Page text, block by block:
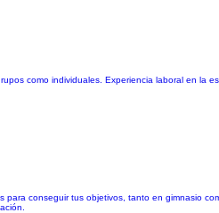
como individuales. Experiencia laboral en la
conseguir tus objetivos, tanto en gimnasio